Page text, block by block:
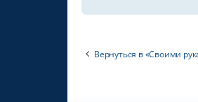
Вернуться в «Своими